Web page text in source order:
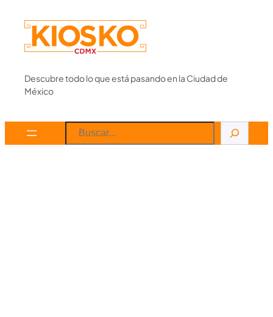
content
Descubre todo lo que está pasando en la Ciudad de
México
Search